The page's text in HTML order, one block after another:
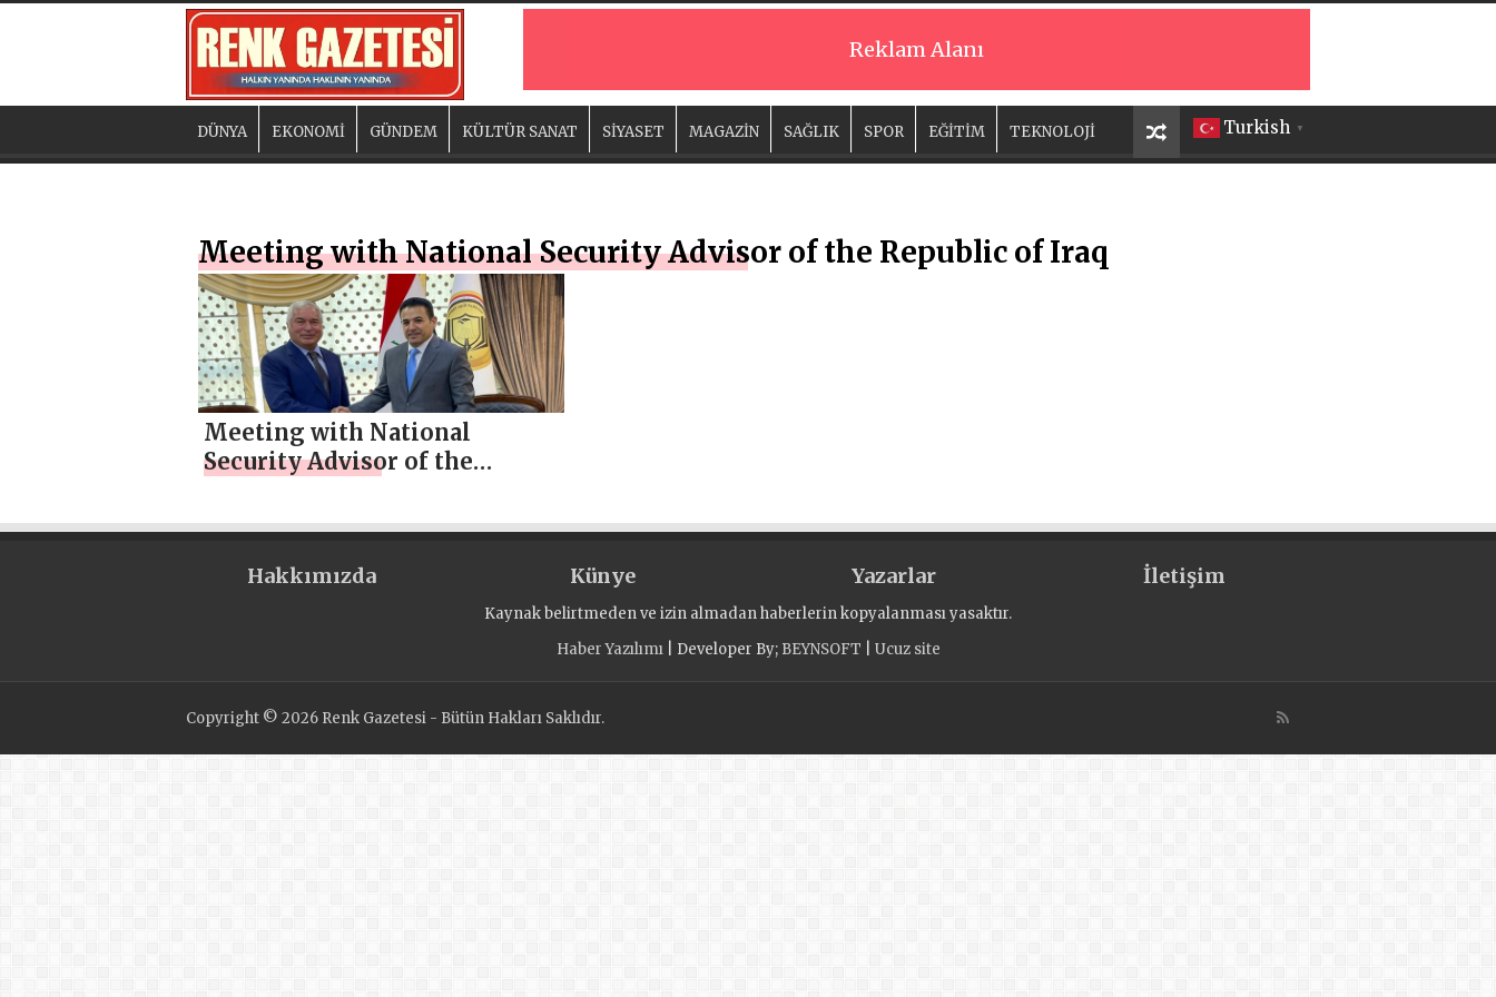
Reklam Alanı
Turkish ▼
DÜNYA EKONOMİ GÜNDEM KÜLTÜR SANAT SİYASET MAGAZİN SAĞLIK SPOR EĞİTİM TEKNOLOJİ
Meeting with National Security Advisor of the Republic of Iraq
Meeting with National
Security Advisor of the
Hakkımızda Künye Yazarlar İletişim
Kaynak belirtmeden ve izin almadan haberlerin kopyalanması yasaktır.
Haber Yazılımı| Developer By; BEYNSOFT Ucuz site
Copyright © 2026 Renk Gazetesi - Bütün Hakları Saklıdır.